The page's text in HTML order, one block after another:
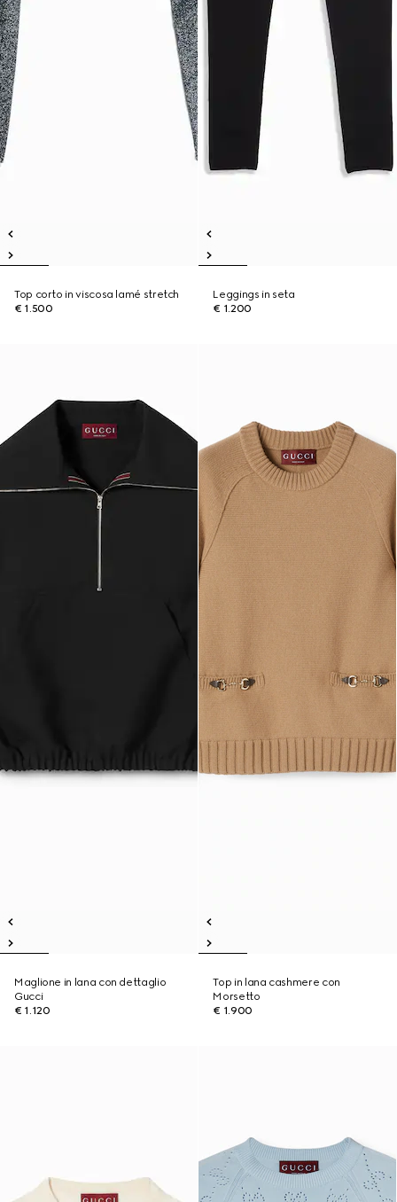
Top corto in viscosa lamé stretch
€ 1.500
Leggings in seta
€ 1.200
Maglione in lana con dettaglio
Gucci
€ 1.120
Top in lana cashmere con
Morsetto
€ 1.900